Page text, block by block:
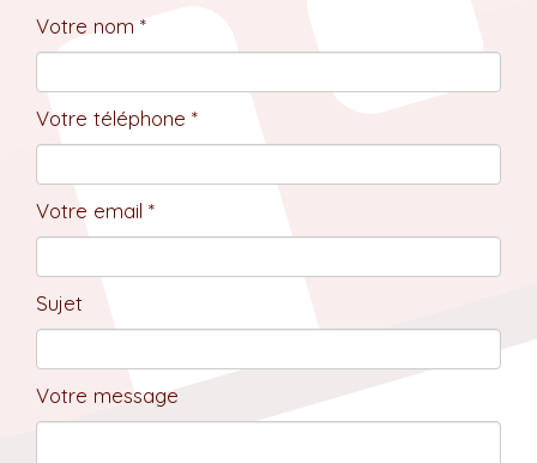
Votre nom *
Votre téléphone *
Votre email *
Sujet
Votre message